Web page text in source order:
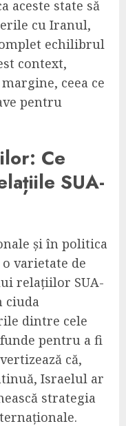
aceste state să
cu Iranul,
echilibrul
context,
ceea ce
pentru
Ce
SUA-
și în politica
varietate de
relațiilor SUA-
ciuda
dintre cele
pentru a fi
că,
Israelul ar
strategia